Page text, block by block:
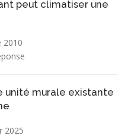
peut climatiser une
2010
unité murale existante
2025